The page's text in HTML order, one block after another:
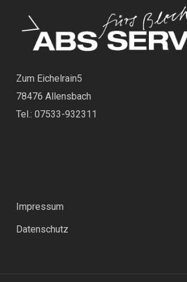
Zum Eichelrain5
78476 Allensbach
Tel.: 07533-932311
Impressum
Datenschutz